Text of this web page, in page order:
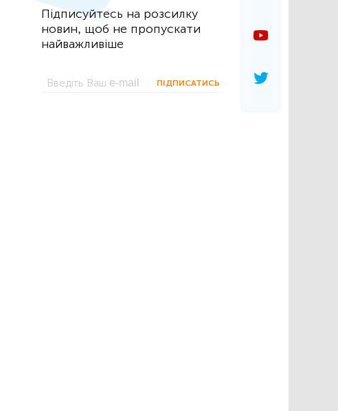
Підписуйтесь на розсилку
новин, щоб не пропускати
найважливіше
ПІДПИСАТИСЬ